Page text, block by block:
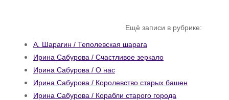
Ещё записи в рубрике:
А. Шарагин / Теполевская шарага
Ирина Сабурова / Счастливое зеркало
Ирина Сабурова / О нас
Ирина Сабурова / Королевство старых башен
Ирина Сабурова / Корабли старого города